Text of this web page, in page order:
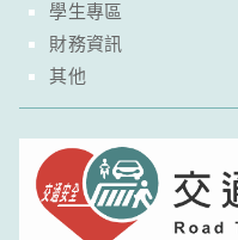
學生專區
財務資訊
其他